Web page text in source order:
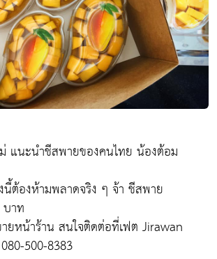
แนะนำชีสพายของคนไทย น้องต้อม
ต้องห้ามพลาดจริง ๆ จ้า ชีสพาย
าท
ยหน้าร้าน สนใจติดต่อที่เฟต Jirawan
500-8383